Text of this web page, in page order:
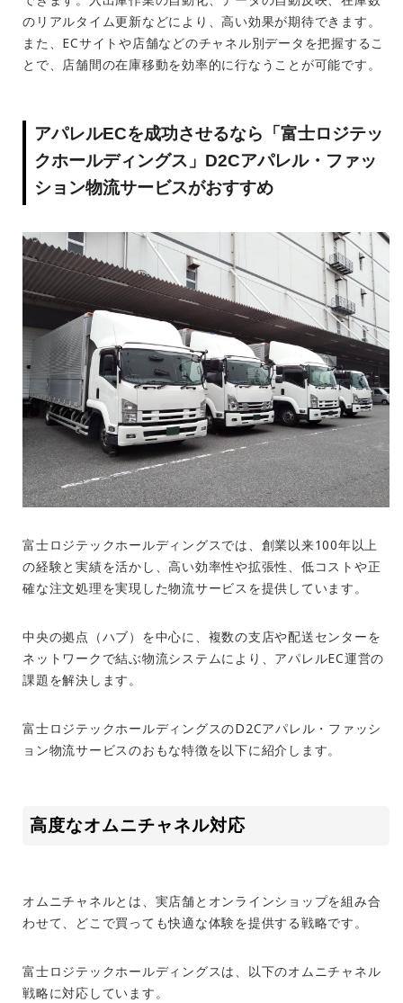
のリアルタイム更新などにより、高い効果が期待できます。
また、 ECサイトや店舗などのチャネル別データを把握するこ
とで、店舗間の在庫移動を効率的に行なうことが可能です。
アパレルECを成功させるなら「富士ロジテッ
クホールディングス」 D2Cアパレル・ファッ
ション物流サービスがおすすめ
富士ロジテックホールディングスでは、創業以来100年以上
の経験と実績を活かし、高い効率性や拡張性、低コストや正
確な注文処理を実現した物流サービスを提供しています。
中央の拠点（ハブ）を中心に、複数の支店や配送センターを
ネットワークで結ぶ物流システムにより、アパレルEC運営の
課題を解決します。
富士ロジテックホールディングスのD2Cアパレル・ファッシ
ョン物流サービスのおもな特徴を以下に紹介します。
高度なオムニチャネル対応
オムニチャネルとは、実店舗とオンラインショップを組み合
わせて、どこで買っても快適な体験を提供する戦略です。
富士ロジテックホールディングスは、以下のオムニチャネル
戦略に対応しています。